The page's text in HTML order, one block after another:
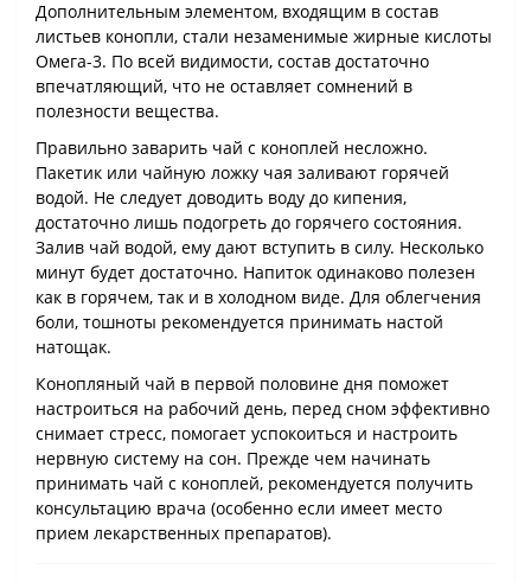
Дополнительным элементом, входящим в состав
листьев конопли, стали незаменимые жирные кислоты
Омега-3. По всей видимости, состав достаточно
впечатляющий, что не оставляет сомнений в
полезности вещества.
Правильно заварить чай с коноплей несложно.
Пакетик или чайную ложку чая заливают горячей
водой. Не следует доводить воду до кипения,
достаточно лишь подогреть до горячего состояния.
Залив чай водой, ему дают вступить в силу. Несколько
минут будет достаточно. Напиток одинаково полезен
как в горячем, так и в холодном виде. Для облегчения
боли, тошноты рекомендуется принимать настой
натощак.
Конопляный чай в первой половине дня поможет
настроиться на рабочий день, перед сном эффективно
снимает стресс, помогает успокоиться и настроить
нервную систему на сон. Прежде чем начинать
принимать чай с коноплей, рекомендуется получить
консультацию врача (особенно если имеет место
прием лекарственных препаратов).